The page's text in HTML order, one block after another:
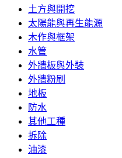
土方與開挖
太陽能與再生能源
木作與框架
水管
外牆板與外裝
外牆粉刷
地板
防水
其他工種
拆除
油漆